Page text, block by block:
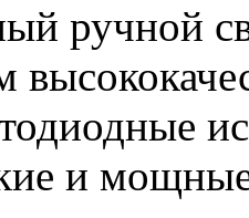
ручной
и